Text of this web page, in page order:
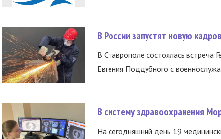
В России запустят новую
В Ставрополе состоялась встреча
Евгения Поддубного с
В систему здравоохранения
На сегодняшний день 19